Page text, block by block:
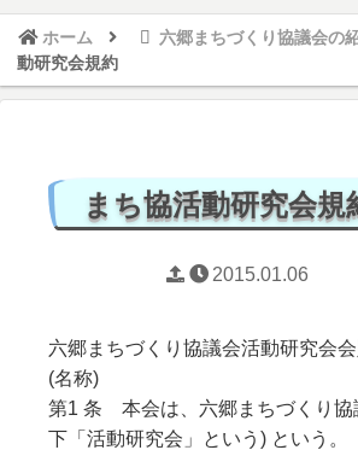
ホーム 六郷まちづくり協議会の
動研究会規約
まち協活動研究会規
2015.01.06
六郷まちづくり協議会活動研究会
(名称)
第1 条 本会は、六郷まちづくり協
下「活動研究会」という) という。